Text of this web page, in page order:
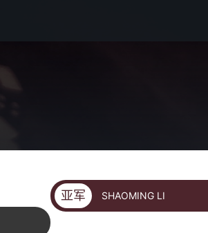
亚军 SHAOMING LI